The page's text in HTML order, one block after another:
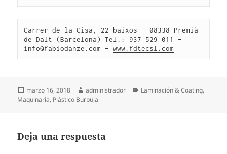
Carrer de la Cisa, 22 baixos – 08338 Premià
de Dalt (Barcelona) Tel.: 937 529 011 –
info@fabiodanze.com – www.fdtecsl.com
Publicado
el
marzo 16, 2018 Autor
administrador Categorías
Laminación & Coating,
Maquinaria, Plástico Burbuja
Deja una respuesta